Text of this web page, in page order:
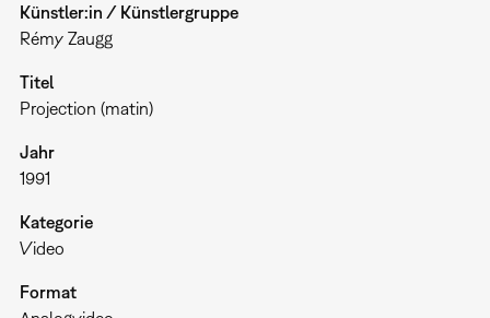
Künstler:in / Künstlergruppe
Rémy Zaugg
Titel
Projection (matin)
Jahr
1991
Kategorie
Video
Format